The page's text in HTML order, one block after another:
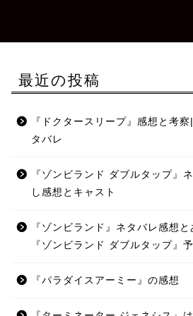
最近の投稿
『ドクタースリープ』感想と考
タバレ
『ゾンビランド ダブルタップ』
し感想とキャスト
『ゾンビランド』ネタバレ感想と
『ゾンビランド ダブルタップ』
『パラダイスアーミー』の感想